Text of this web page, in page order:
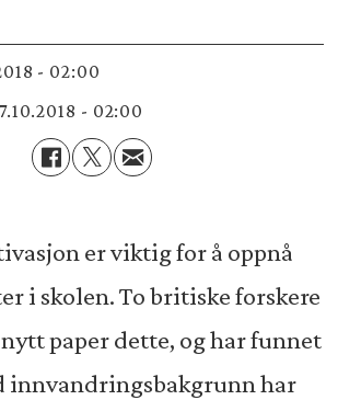
- 02:00
17.10.2018 - 02:00
er viktig for å oppnå
i skolen. To britiske forskere
paper dette, og har funnet
innvandringsbakgrunn har